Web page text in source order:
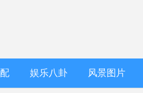
娱乐八卦 风景图片